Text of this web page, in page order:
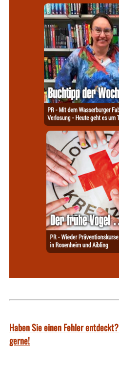
Haben Sie einen Fehler
gerne!